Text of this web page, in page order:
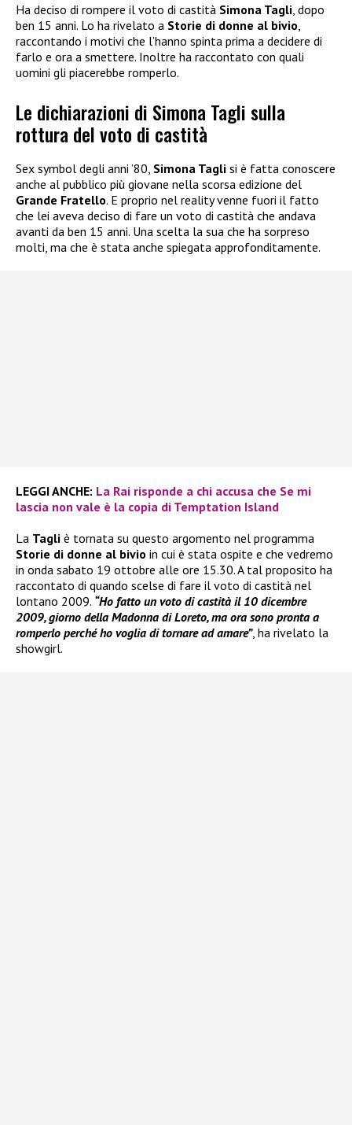
Ha deciso di rompere il voto di castità Simona Tagli , dopo
ben 15 anni. Lo ha rivelato a Storie di donne al bivio
raccontando i motivi che l’hanno spinta prima a decidere di
farlo e ora a smettere. Inoltre ha raccontato con quali
uomini gli piacerebbe romperlo.
Le dichiarazioni di Simona Tagli sulla
rottura del voto di castità
Sex symbol degli anni ’80, Simona Tagli si è fatta conoscere
anche al pubblico più giovane nella scorsa edizione del
Grande Fratello. E proprio nel reality venne fuori il fatto
che lei aveva deciso di fare un voto di castità che andava
avanti da ben 15 anni. Una scelta la sua che ha sorpreso
molti, ma che è stata anche spiegata approfonditamente.
LEGGI ANCHE: La Rai risponde a chi accusa che Se mi
lascia non vale è la copia di Temptation Island
La Tagli è tornata su questo argomento nel programma
Storie di donne al bivio in cui è stata ospite e che vedremo
in onda sabato 19 ottobre alle ore 15.30. A tal proposito ha
raccontato di quando scelse di fare il voto di castità nel
lontano 2009. “Ho fatto un voto di castità il 10 dicembre
2009, giorno della Madonna di Loreto, ma ora sono pronta a
romperlo perché ho voglia di tornare ad amare”, ha rivelato la
showgirl.